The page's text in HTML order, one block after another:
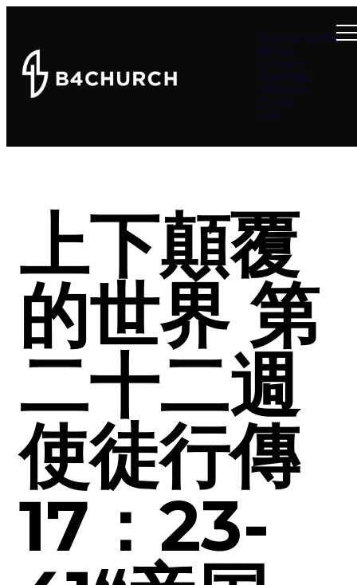
Summer at B4
About
Connect
Teachings
Ministries
Events
Give
上下顛覆
的世界 第
二十二週
使徒行傳
17：23-